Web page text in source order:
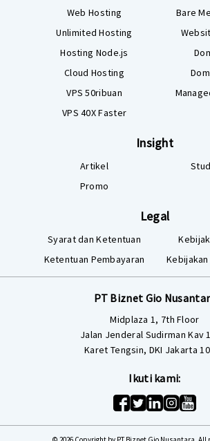
PT Biznet Gio
Midplaza 1, 7th Floor
Jalan Jenderal Sudirman Kav
Karet Tengsin, DKI Jakarta
Web Hosting
Unlimited Hosting
Hosting Node.js
Cloud Hosting
VPS 50ribuan
VPS 40X Faster
Bare
Insight
Artikel
Promo
Legal
Syarat dan Ketentuan
Ketentuan Pembayaran
Ikuti kami: